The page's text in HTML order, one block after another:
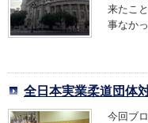
来たこ
事なか
全日本実業柔道団体
今回ブ